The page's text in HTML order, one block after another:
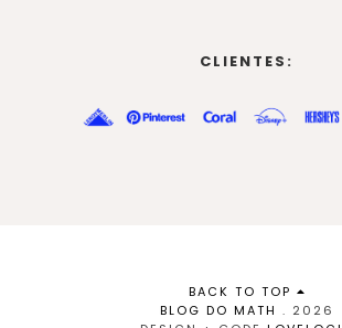
CLIENTES:
BACK TO TOP
BLOG DO MATH . 2026